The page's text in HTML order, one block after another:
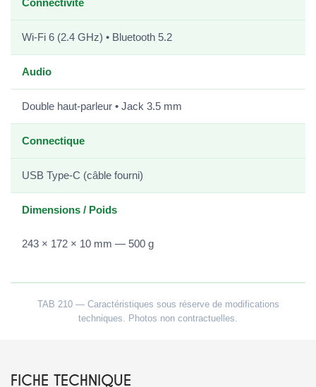
Connectivité
Wi-Fi 6 (2.4 GHz) • Bluetooth 5.2
Audio
Double haut-parleur • Jack 3.5 mm
Connectique
USB Type-C (câble fourni)
Dimensions / Poids
243 × 172 × 10 mm — 500 g
TAB 210 — Caractéristiques sous réserve de modifications
techniques. Photos non contractuelles.
FICHE TECHNIQUE